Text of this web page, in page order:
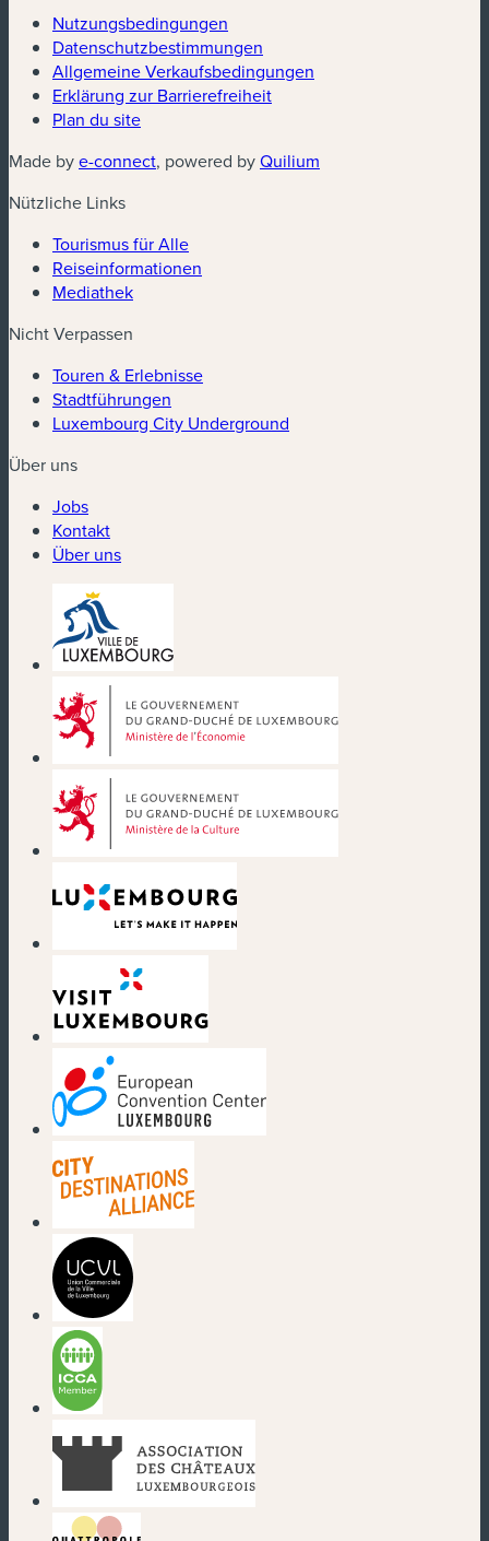
Nutzungsbedingungen
Datenschutzbestimmungen
Allgemeine Verkaufsbedingungen
Erklärung zur Barrierefreiheit
Plan du site
Made bye-connect(neues Fenster)
, powered byQuilium
Nützliche Links
Tourismus für Alle
Reiseinformationen
Mediathek
Nicht Verpassen
Touren & Erlebnisse
Stadtführungen
Luxembourg City Underground
Über uns
Jobs
Kontakt
Über uns